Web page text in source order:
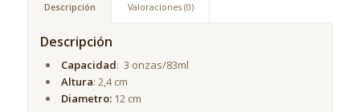
Descripción Valoraciones (0)
Descripción
Capacidad: 3 onzas/83ml
Altura: 2,4 cm
Diametro:12 cm